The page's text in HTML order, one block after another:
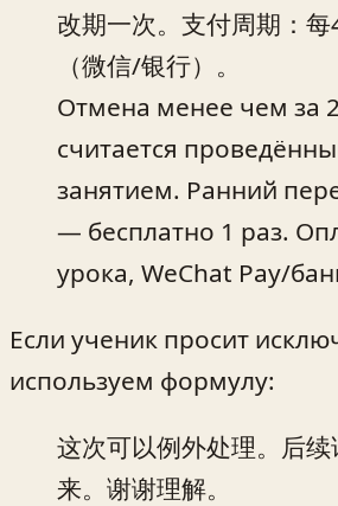
改期一次。支付周期：
（微信/银行）。
Отмена менее чем за
считается
занятием. Ранний
— бесплатно 1 раз.
урока, WeChat Pay/
Если ученик просит
используем формулу:
这次可以例外处理。后
来。谢谢理解。